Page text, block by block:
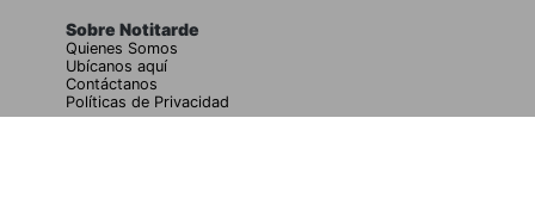
Sobre Notitarde
Quienes Somos
Ubícanos aquí
Contáctanos
Políticas de Privacidad